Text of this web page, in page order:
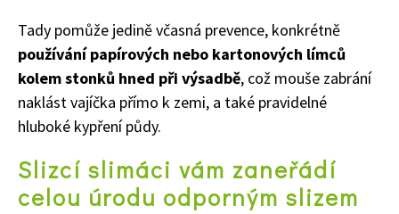
Tady pomůže jedině včasná prevence, konkrétně
používání papírových nebo kartonových límců
kolem stonků hned při výsadbě, což mouše zabrání
naklást vajíčka přímo k zemi, a také pravidelné
hluboké kypření půdy.
Slizcí slimáci vám zaneřádí
celou úrodu odporným slizem